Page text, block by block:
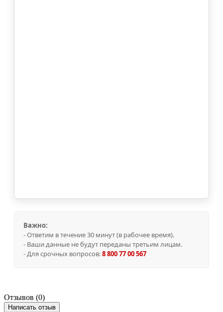
Важно:
- Ответим в течение 30 минут (в рабочее время).
- Ваши данные не будут переданы третьим лицам.
- Для срочных вопросов:8 800 77 00 567
Отзывов (0)
Написать отзыв